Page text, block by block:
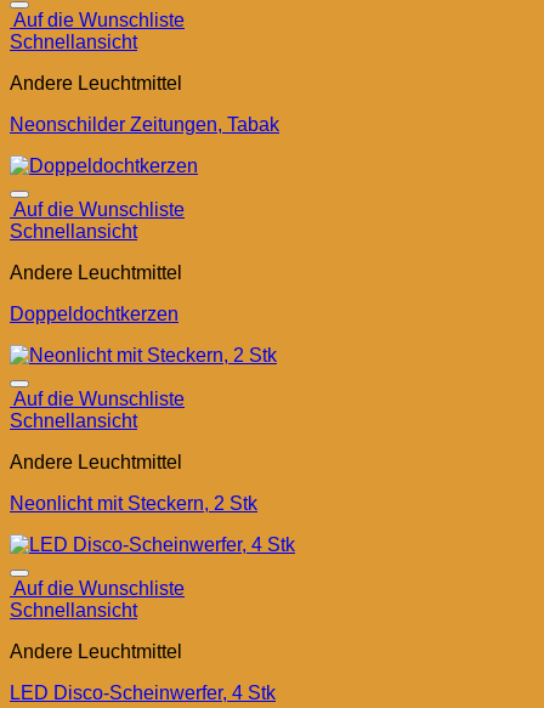
Auf die Wunschliste
Schnellansicht
Andere Leuchtmittel
Neonschilder Zeitungen, Tabak
Auf die Wunschliste
Schnellansicht
Andere Leuchtmittel
Doppeldochtkerzen
Auf die Wunschliste
Schnellansicht
Andere Leuchtmittel
Neonlicht mit Steckern, 2 Stk
Auf die Wunschliste
Schnellansicht
Andere Leuchtmittel
LED Disco-Scheinwerfer, 4 Stk